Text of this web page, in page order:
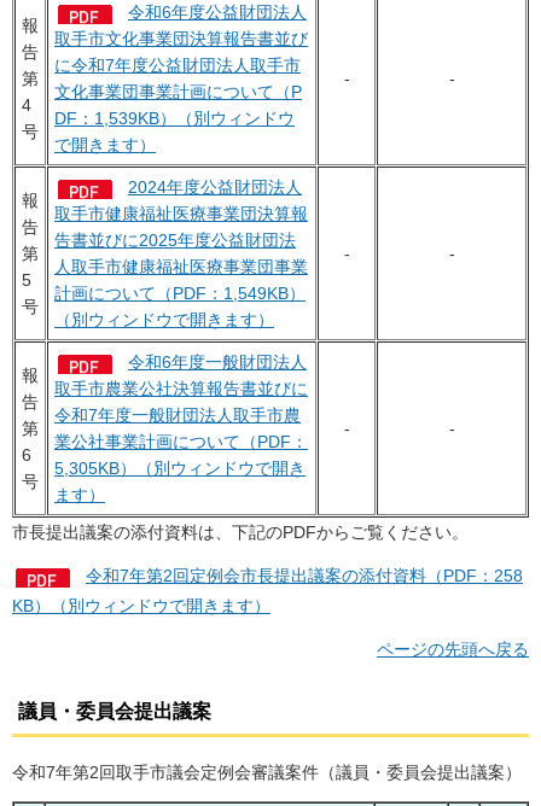
報
告
第
4
号
令和6年度公益財団法人
取手市文化事業団決算報告書並び
に令和7年度公益財団法人取手市
文化事業団事業計画について（P
DF：1,539KB）（別ウィンドウ
で開きます）
- -
報
告
第
5
号
2024年度公益財団法人
取手市健康福祉医療事業団決算報
告書並びに2025年度公益財団法
人取手市健康福祉医療事業団事業
計画について（PDF：1,549KB）
（別ウィンドウで開きます）
- -
報
告
第
6
号
令和6年度一般財団法人
取手市農業公社決算報告書並びに
令和7年度一般財団法人取手市農
業公社事業計画について（PDF：
5,305KB）（別ウィンドウで開き
ます）
- -
市長提出議案の添付資料は、下記のPDFからご覧ください。
令和7年第2回定例会市長提出議案の添付資料（PDF：258
KB）（別ウィンドウで開きます）
ページの先頭へ戻る
議員・委員会提出議案
令和7年第2回取手市議会定例会審議案件（議員・委員会提出議案）